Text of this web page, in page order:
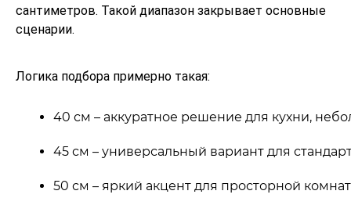
сантиметров. Такой диапазон закрывает основные
сценарии.
Логика подбора примерно такая:
40 см – аккуратное решение для кухни,
45 см – универсальный вариант для
50 см – яркий акцент для просторной